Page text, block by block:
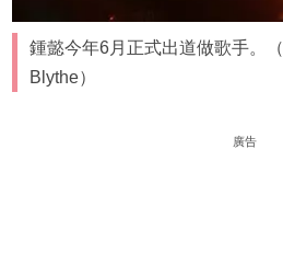
鍾懿今年6月正式出道做歌手。
Blythe）
廣告